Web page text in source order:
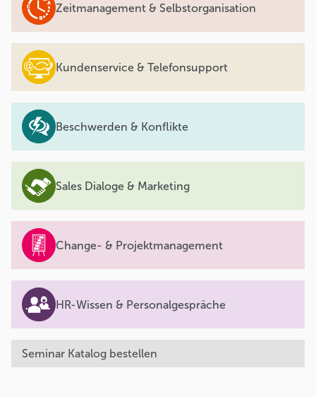
Zeitmanagement & Selbstorganisation
Kundenservice & Telefonsupport
Beschwerden & Konflikte
Sales Dialoge & Marketing
Change- & Projektmanagement
HR-Wissen & Personalgespräche
Seminar Katalog bestellen